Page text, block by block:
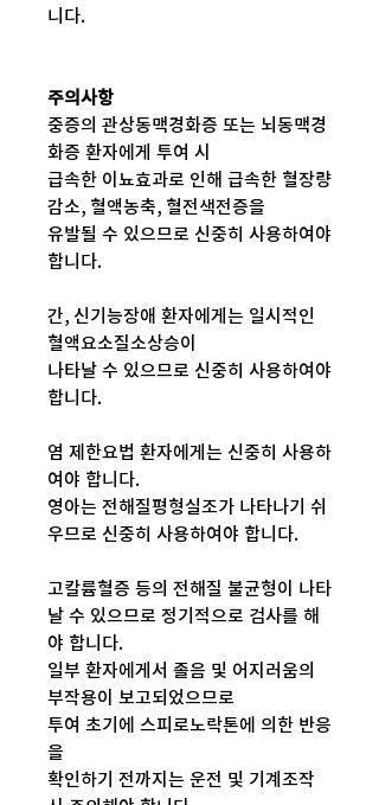
니다.
주의사항
중증의 관상동맥경화증 또는 뇌동맥경
화증 환자에게 투여 시
급속한 이뇨효과로 인해 급속한 혈장량
감소, 혈액농축, 혈전색전증을
유발될 수 있으므로 신중히 사용하여야
합니다.
간, 신기능장애 환자에게는 일시적인
혈액요소질소상승이
나타날 수 있으므로 신중히 사용하여야
합니다.
염 제한요법 환자에게는 신중히 사용하
여야 합니다.
영아는 전해질평형실조가 나타나기 쉬
우므로 신중히 사용하여야 합니다.
고칼륨혈증 등의 전해질 불균형이 나타
날 수 있으므로 정기적으로 검사를 해
야 합니다.
일부 환자에게서 졸음 및 어지러움의
부작용이 보고되었으므로
투여 초기에 스피로노락톤에 의한 반응
을
확인하기 전까지는 운전 및 기계조작